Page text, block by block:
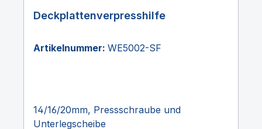
Deckplattenverpresshilfe
Artikelnummer: WE5002-SF
14/16/20mm, Pressschraube und
Unterlegscheibe